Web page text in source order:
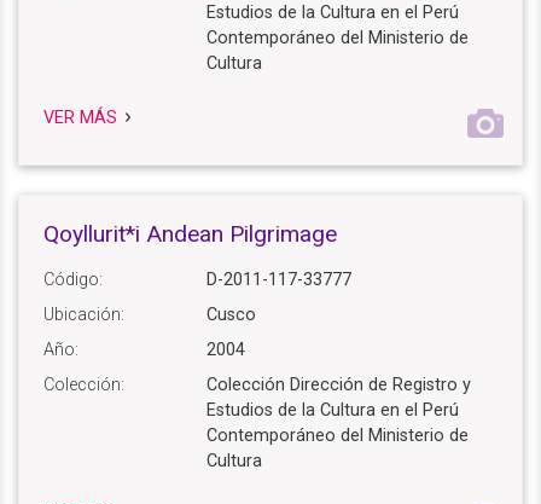
Estudios de la Cultura en el Perú
Contemporáneo del Ministerio de
Cultura
VER MÁS
Qoyllurit*i Andean Pilgrimage
Código:
D-2011-117-33777
Ubicación:
Cusco
Año:
2004
Colección:
Colección Dirección de Registro y
Estudios de la Cultura en el Perú
Contemporáneo del Ministerio de
Cultura